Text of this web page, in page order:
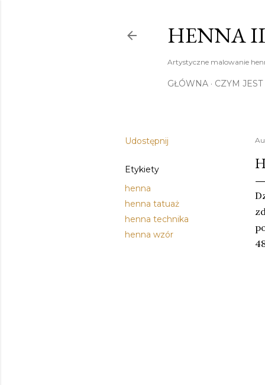
HENNA
Artystyczne malowanie
GŁÓWNA CZYM
Udostępnij
Etykiety
henna
henna tatuaż
henna technika
henna wzór